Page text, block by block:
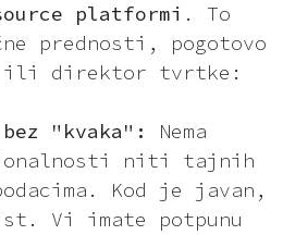
platformi . To
prednosti, pogotovo
ili direktor tvrtke:
"kvaka":
Nema
niti tajnih
Kod je javan,
Vi imate potpunu